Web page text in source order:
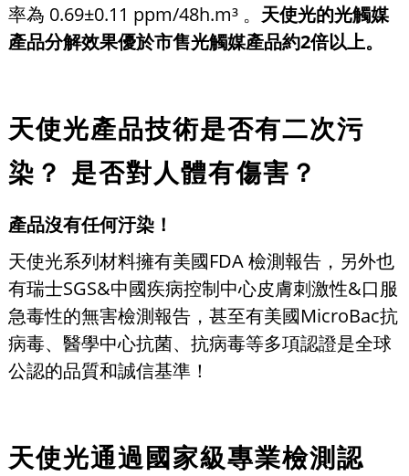
率為 0.69±0.11 ppm/48h.m³ 。 天使光的光觸媒
產品分解效果優於市售光觸媒產品約2倍以上。
天使光產品技術是否有二次污
染？ 是否對人體有傷害？
產品沒有任何汙染！
天使光系列材料擁有美國FDA 檢測報告，另外也
有瑞士SGS&中國疾病控制中心皮膚刺激性&口服
急毒性的無害檢測報告，甚至有美國MicroBac抗
病毒、醫學中心抗菌、抗病毒等多項認證是全球
公認的品質和誠信基準！
天使光通過國家級專業檢測認